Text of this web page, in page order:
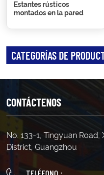
Estantes rústicos
montados en la pared
CATEGORÍAS DE
CONTÁCTENOS
No. 133-1, Tingyuan
District, Guangzhou